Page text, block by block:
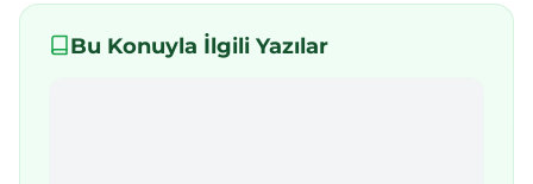
Bu Konuyla İlgili Yazılar